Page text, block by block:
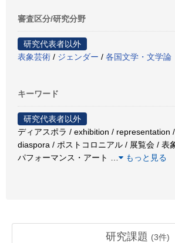
審査区分/研究分野
研究代表者以外
表象芸術 / ジェンダー / 各国文学・文学論
キーワード
研究代表者以外
ディアスポラ / exhibition / representation
diaspora / ポストコロニアル / 展覧会 / 表
パフォーマンス・アート
もっと見る
研究課題 (3件)